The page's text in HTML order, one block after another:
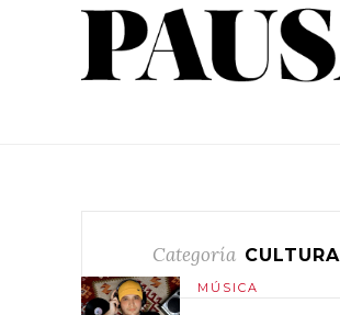
Categoría CULTURA
MÚSICA